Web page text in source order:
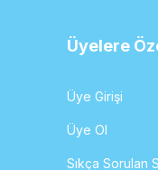
Üyelere
Üye Girişi
Üye Ol
Sıkça Sorulan